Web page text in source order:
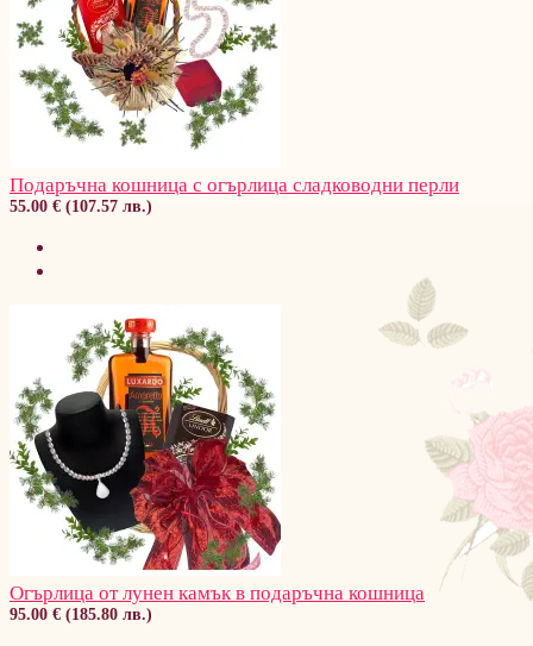
Подаръчна кошница с огърлица сладководни перли
55.00 € (107.57 лв.)
Огърлица от лунен камък в подаръчна кошница
95.00 € (185.80 лв.)